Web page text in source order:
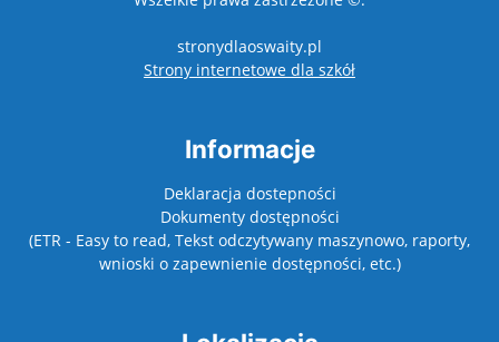
stronydlaoswaity.pl
Strony internetowe dla szkółotwiera się w
Informacje
Deklaracja dostepności
Dokumenty dostępności
(ETR - Easy to read, Tekst odczytywany maszynowo, raporty,
wnioski o zapewnienie dostępności, etc.)